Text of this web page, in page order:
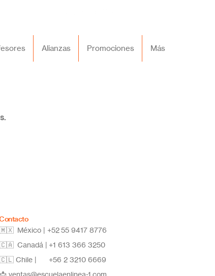
Alianzas Promociones Más
🇲🇽 México | +5255 9417 8776
🇨🇦 Canadá | +1 613 366 3250
🇨🇱 Chile | +56 2 3210 6669
📩 ventas@escuelaenlinea-1.com